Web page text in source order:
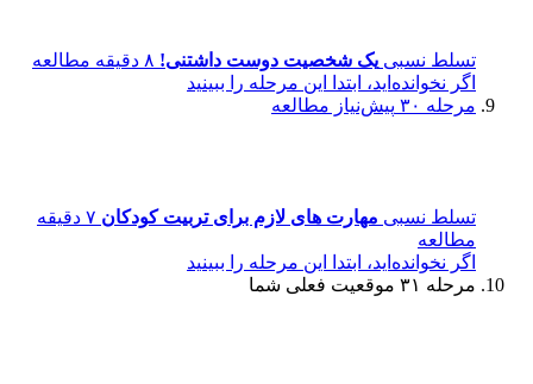
تسلط نسبی یک شخصیت دوست داشتنی! ۸ دقیقه مطالعه
اگر نخوانده‌اید، ابتدا این مرحله را ببینید
مرحله ۳۰
پیش‌نیاز مطالعه
تسلط نسبی مهارت های لازم برای تربیت کودکان
۷ دقیقه
مطالعه
اگر نخوانده‌اید، ابتدا این مرحله را ببینید
مرحله ۳۱
موقعیت فعلی شما